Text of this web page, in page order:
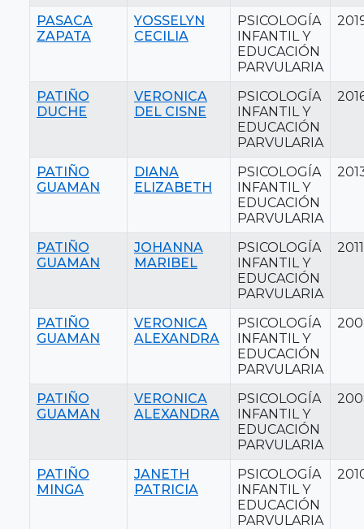
PASACA
ZAPATA
YOSSELYN
CECILIA
PSICOLOGÍA
INFANTIL Y
EDUCACIÓN
PARVULARIA
PATIÑO
DUCHE
VERONICA
DEL CISNE
PSICOLOGÍA
INFANTIL Y
EDUCACIÓN
PARVULARIA
PATIÑO
GUAMAN
DIANA
ELIZABETH
PSICOLOGÍA
INFANTIL Y
EDUCACIÓN
PARVULARIA
PATIÑO
GUAMAN
JOHANNA
MARIBEL
PSICOLOGÍA
INFANTIL Y
EDUCACIÓN
PARVULARIA
2011
PATIÑO
GUAMAN
VERONICA
ALEXANDRA
PSICOLOGÍA
INFANTIL Y
EDUCACIÓN
PARVULARIA
PATIÑO
GUAMAN
VERONICA
ALEXANDRA
PSICOLOGÍA
INFANTIL Y
EDUCACIÓN
PARVULARIA
PATIÑO
MINGA
JANETH
PATRICIA
PSICOLOGÍA
INFANTIL Y
EDUCACIÓN
PARVULARIA